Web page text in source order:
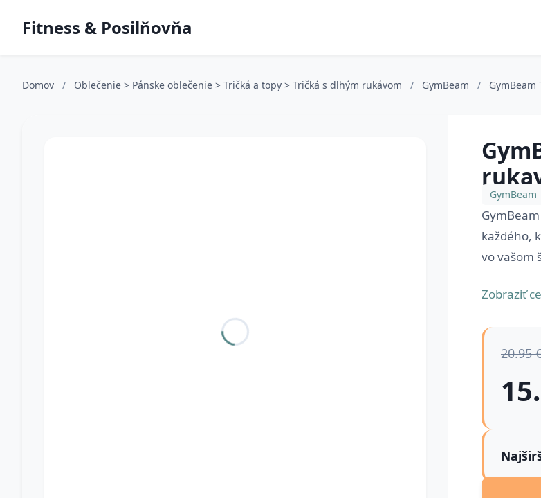
Fitness & Posilňovňa
Domov / Oblečenie > Pánske oblečenie > Tričká a topy > Tričká s dlhým rukávom / GymBeam / GymBeam
GymBeam
každého,
vo vašom
Zobraziť
20.95